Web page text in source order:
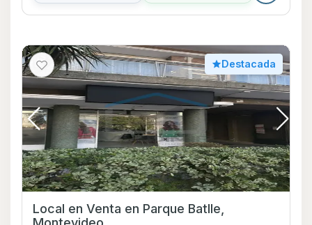
Destacada
Local en Venta en Parque Batlle,